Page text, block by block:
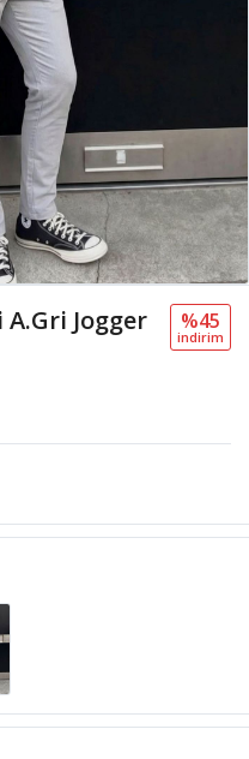
Jogger
%45
i̇ndi̇ri̇m